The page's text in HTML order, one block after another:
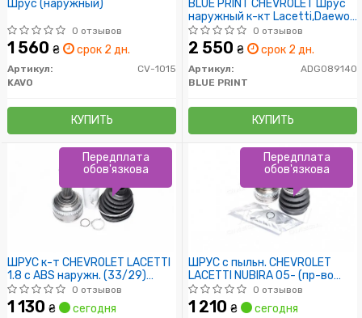
Шрус (наружный)
0 отзывов
1 560 ₴ срок 2 дн.
Артикул:
CV-1015
KAVO
КУПИТЬ
BLUE PRINT CHEVROLET Шрус
наружный к-кт Lacetti,Daewoo
Nubira,Leganza 2.0
0 отзывов
2 550 ₴ срок 2 дн.
Артикул:
ADG089140
BLUE PRINT
КУПИТЬ
ШРУС к-т CHEVROLET LACETTI
1.8 с ABS наружн. (33/29)
(RIDER)
0 отзывов
1 130 ₴ сегодня
Передплата
обов'язкова
ШРУС с пыльн. CHEVROLET
LACETTI NUBIRA 05- (пр-во
DENCKERMANN)0 отзывов
1 210 ₴ сегодня
Передплата
обов'язкова